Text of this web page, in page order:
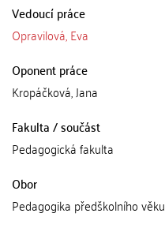
Vedoucí práce
Opravilová, Eva
Oponent práce
Kropáčková, Jana
Fakulta / součást
Pedagogická fakulta
Obor
Pedagogika předškolního věku